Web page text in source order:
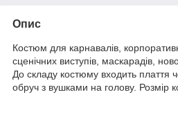
Опис
Костюм для карнавалів,
сценічних виступів, маскарадів,
До складу костюму входить плаття
обруч з вушками на голову. Розмір